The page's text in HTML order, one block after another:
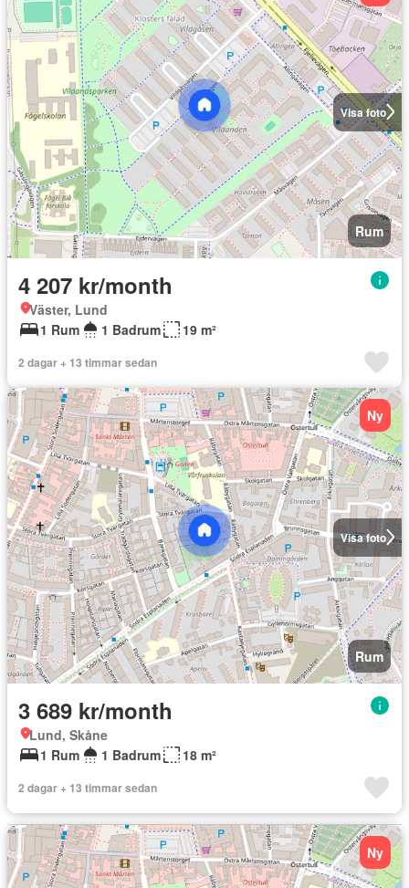
Visa foto
Rum
4 207 kr/month
Väster, Lund
1 Rum
1 Badrum 19 m²
2 dagar + 13 timmar sedan
Visa foto
Ny
Rum
3 689 kr/month
Lund, Skåne
1 Rum
1 Badrum 18 m²
2 dagar + 13 timmar sedan
Ny